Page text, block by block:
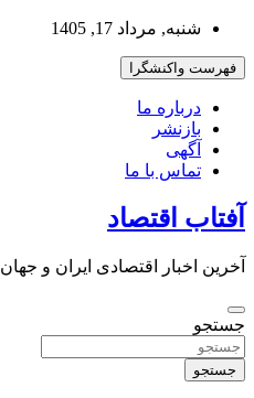
بروید
شنبه, مرداد 17, 1405
فهرست واکنشگرا
درباره ما
بازنشر
آگهی
تماس با ما
آفتاب اقتصاد
آخرین اخبار اقتصادی ایران و جهان
جستجو
جستجو